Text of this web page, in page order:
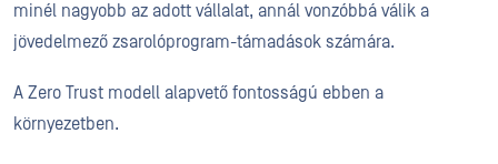
minél nagyobb az adott vállalat, annál vonzóbbá válik a
jövedelmező zsarolóprogram-támadások számára.
A Zero Trust modell alapvető fontosságú ebben a
környezetben.